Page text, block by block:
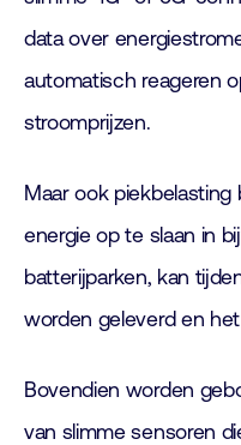
data over
automatisch reageren
stroomprijzen.
Maar ook
energie op te slaan in
batterijparken, kan
worden geleverd en
Bovendien worden
van slimme sensoren